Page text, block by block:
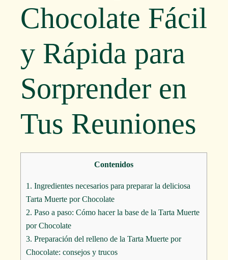
Chocolate Fácil
y Rápida para
Sorprender en
Tus Reuniones
Contenidos
1. Ingredientes necesarios para preparar la deliciosa
Tarta Muerte por Chocolate
2. Paso a paso: Cómo hacer la base de la Tarta Muerte
por Chocolate
3. Preparación del relleno de la Tarta Muerte por
Chocolate: consejos y trucos